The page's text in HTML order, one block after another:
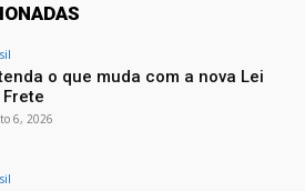
o que muda com a nova Lei
Frete
6, 2026